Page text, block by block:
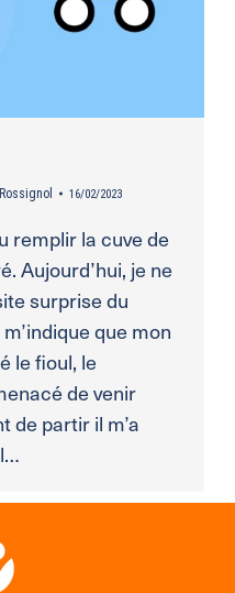
16/02/2023
remplir la cuve de
Aujourd’hui, je ne
surprise du
que mon
le fioul, le
de venir
de partir il m’a